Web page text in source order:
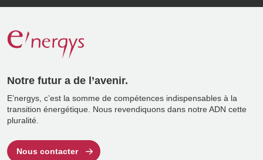
Notre futur a de l’avenir.
E’nergys, c’est la somme de compétences indispensables à la
transition énergétique. Nous revendiquons dans notre ADN cette
pluralité.
Nous contacter